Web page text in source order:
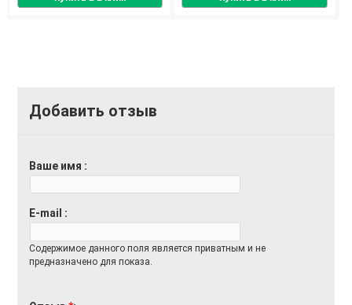
Добавить отзыв
Ваше имя
E-mail
Содержимое данного поля является приватным и не
предназначено для показа.